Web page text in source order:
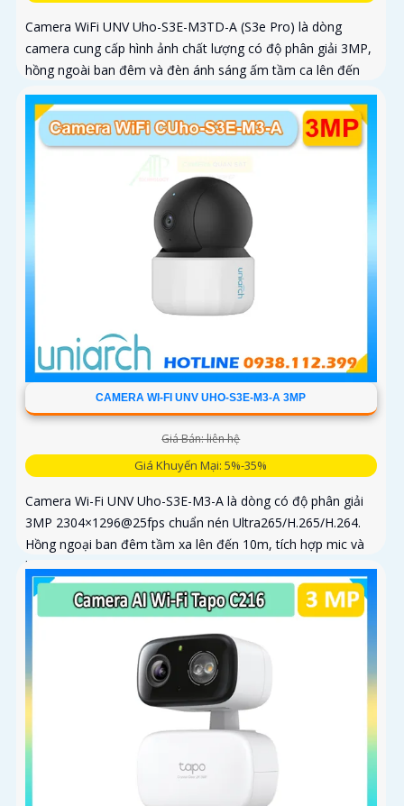
Camera WiFi UNV Uho-S3E-M3TD-A (S3e Pro) là dòng
camera cung cấp hình ảnh chất lượng có độ phân giải 3MP,
hồng ngoài ban đêm và đèn ánh sáng ấm tầm ca lên đến
10m
CAMERA WI-FI UNV UHO-S3E-M3-A 3MP
Giá Bán: liên hệ
Giá Khuyến Mại: 5%-35%
Camera Wi-Fi UNV Uho-S3E-M3-A là dòng có độ phân giải
3MP 2304×1296@25fps chuẩn nén Ultra265/H.265/H.264.
Hồng ngoại ban đêm tầm xa lên đến 10m, tích hợp mic và
loa trong phạm vi 3m